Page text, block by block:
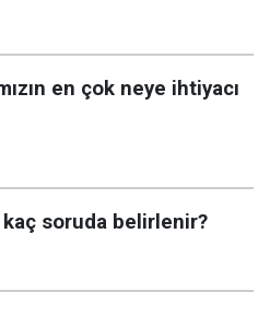
en çok neye ihtiyacı
soruda belirlenir?